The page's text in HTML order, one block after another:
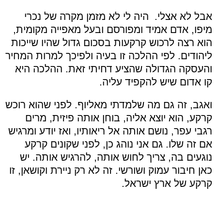
אבל לא אצלי. היה לי לא מזמן מקרה של נכרי
מיפו, אדם אמיד ומפורסם ובעל מאפייה מקומית,
הוא רצה לרכוש קרקעות בסכום גדול שהיו שייכות
ליהודים. לפי ההלכה זו בעיה ולפיכך למרות המחיר
והעסקה הגדולה שהציע דחיתי זאת. ההלכה היא
קו אדום שיש להקפיד עליה.
ואגב, זה גם מה שלמדתי מאליוף. לפני שהוא רוכש
קרקע, הוא יוצא אליה, בוחן אותה פיזית, מרים
רגבי עפר, נושם אותה אל ריאותיו, ואז יודע ומרגיש
אם זה שלו. גם אני נוהג כן, לפני שקונים קרקע
נוגעים בה, צריך לחוש אותה, להרגיש אותה. יש
כאן חיבור עמוק ושורשי. זה לא רק ניירת וקושאן, זו
קרקע של ארץ ישראל.